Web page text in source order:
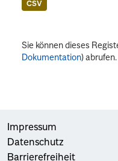
CSV
Sie können dieses
Dokumentation) abrufen.
Impressum
Datenschutz
Barrierefreiheit